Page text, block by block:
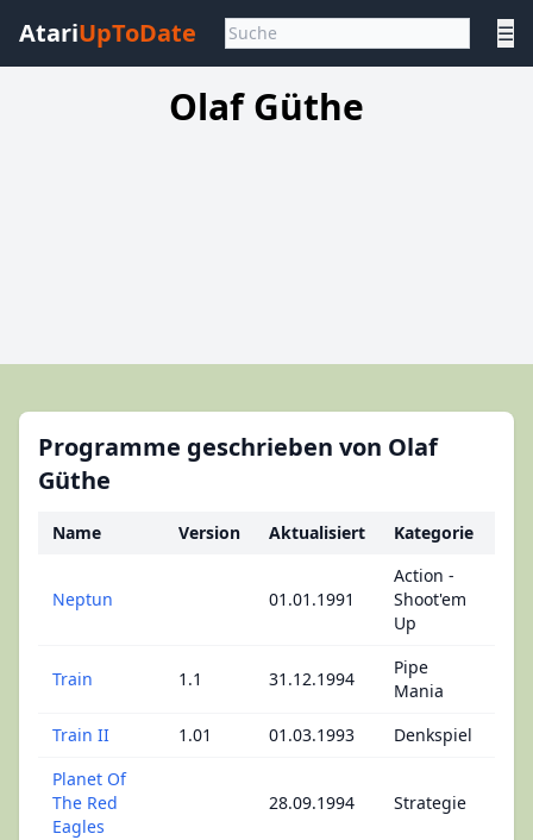
AtariUpToDate ☰
Olaf Güthe
Programme geschrieben von Olaf
Güthe
Name Version Aktualisiert Kategorie
Neptun 01.01.1991
Action -
Shoot'em
Up
Train 1.1 31.12.1994
Pipe
Mania
Train II
1.01 01.03.1993
Denkspiel
Planet Of
The Red
Eagles
28.09.1994 Strategie